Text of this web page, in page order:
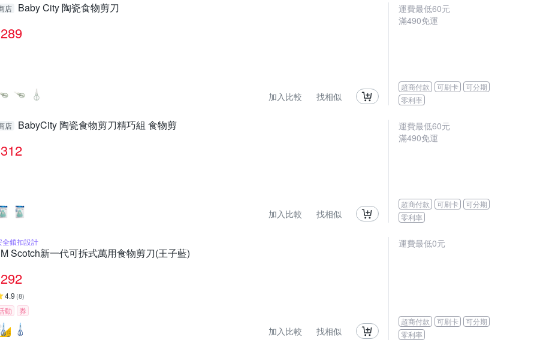
店 Baby City 陶瓷食物剪刀
289
加入比較 找相似
運費最低60元
滿490免運
超商付款 可刷卡
可分期
零利率
店 BabyCity 陶瓷食物剪刀精巧組 食物剪
312
加入比較 找相似
運費最低60元
滿490免運
超商付款 可刷卡
可分期
零利率
全鎖扣設計
Scotch新一代可拆式萬用食物剪刀(王子藍)
292
4.9 (8)
動 券
加入比較 找相似
運費最低0元
超商付款 可刷卡
可分期
零利率